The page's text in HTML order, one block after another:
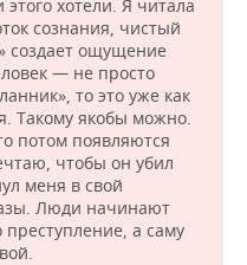
хотели. Я читала
сознания, чистый
создает ощущение
— не просто
то это уже как
Такому якобы можно.
потом появляются
чтобы он убил
меня в свой
Люди начинают
а саму